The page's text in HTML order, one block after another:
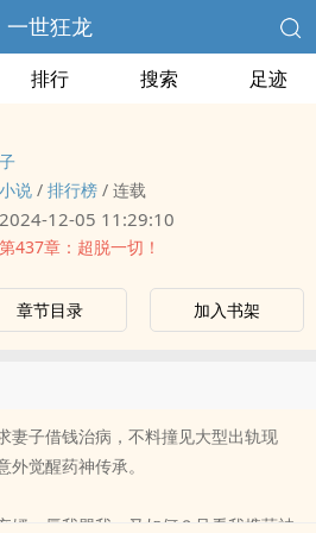
一世狂龙
排行 搜索 足迹
说 / 排行榜 / 连载
2024-12-05 11:29:10
第437章：超脱一切！
章节目录 加入书架
妻子借钱治病，不料撞见大型出轨现
觉醒药神传承。
婿，辱我骂我，又如何？且看我携药神